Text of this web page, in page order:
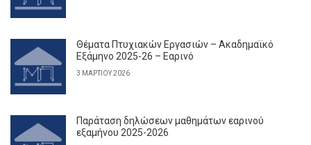
Θέματα Πτυχιακών Εργασιών – Ακαδημαϊκό
Εξάμηνο 2025-26 – Εαρινό
3 ΜΑΡΤΊΟΥ 2026
Παράταση δηλώσεων μαθημάτων εαρινού
εξαμήνου 2025-2026